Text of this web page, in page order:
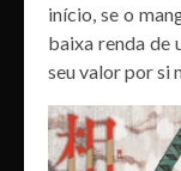
início, se o
baixa renda de
seu valor por si